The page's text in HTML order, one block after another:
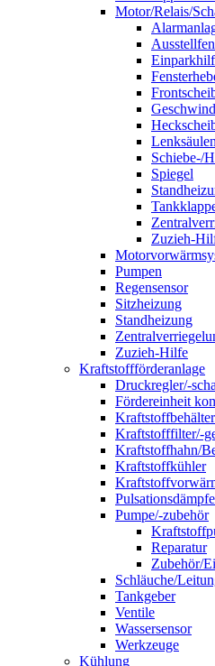
Motor/Relais/
Schiebe-/
Spiegel
Zuzieh-
Pumpen
Regensensor
Sitzheizung
Standheizung
Zuzieh-Hilfe
Kraftstoffförderanlage
Druckregler/-
Fördereinheit
Kraftstofffilter/-
Kraftstoffhahn/
Kraftstoffkühler
Pumpe/-zubehör
Reparatur
Zubehör/
Schläuche/
Tankgeber
Ventile
Wassersensor
Werkzeuge
Kühlung